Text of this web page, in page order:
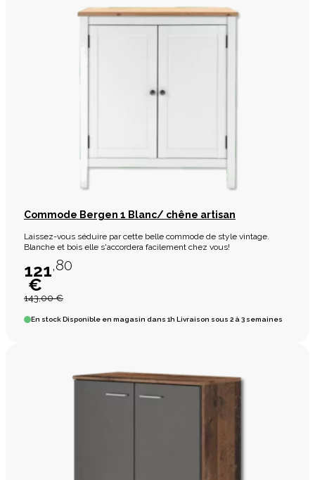
Commode Bergen 1 Blanc/ chêne artisan
Laissez-vous séduire par cette belle commode de style vintage.
Blanche et bois elle s'accordera facilement chez vous!
121,80
€
143,00 €
En stockDisponible en magasin dans 1h Livraison sous 2 à 3 semaines